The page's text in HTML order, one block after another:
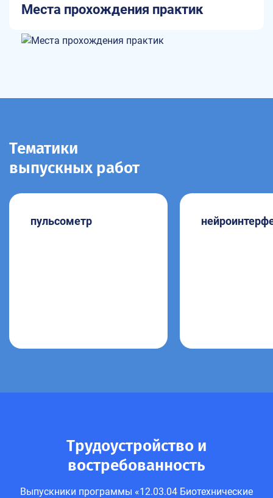
Места прохождения практик
Тематики
выпускных работ
пульсометр
Трудоустройство и
востребованность
Выпускники программы «12.03.04 Биотехнические